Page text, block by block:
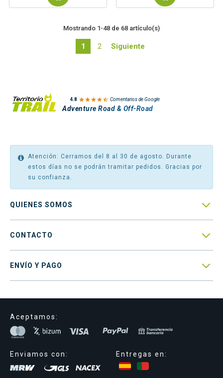
Mostrando 1-48 de 68 artículo(s)
1 2 Siguiente
4.8  Comentarios de Google
Adventure Road & Off-Road
Atención: Cerramos del 8 al 30 de agosto. Durante
estos días no se podrán tramitar pedidos. Gracias por
su confianza.
QUIENES SOMOS 
CONTACTO 
ENVÍO Y PAGO 
Aceptamos:
Enviamos con: Entregas en: